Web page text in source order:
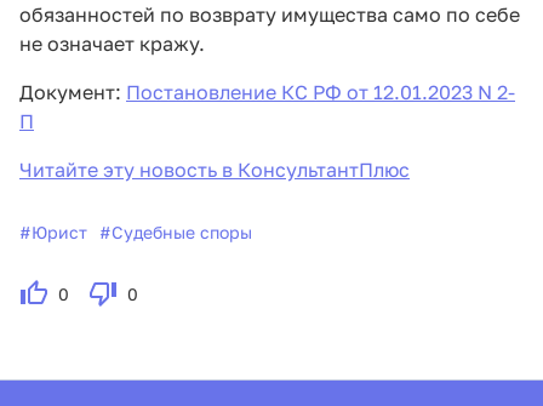
обязанностей по возврату имущества само по себе
не означает кражу.
Документ: Постановление КС РФ от 12.01.2023 N 2-
П
Читайте эту новость в КонсультантПлюс
#Юрист #Судебные споры
0 0